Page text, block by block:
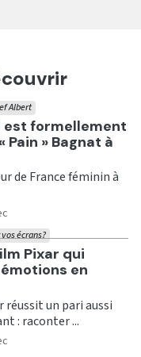
est formellement
» Bagnat à
Albert
de France féminin à
Pixar qui
en
écrans?
réussit un pari aussi
: raconter ...